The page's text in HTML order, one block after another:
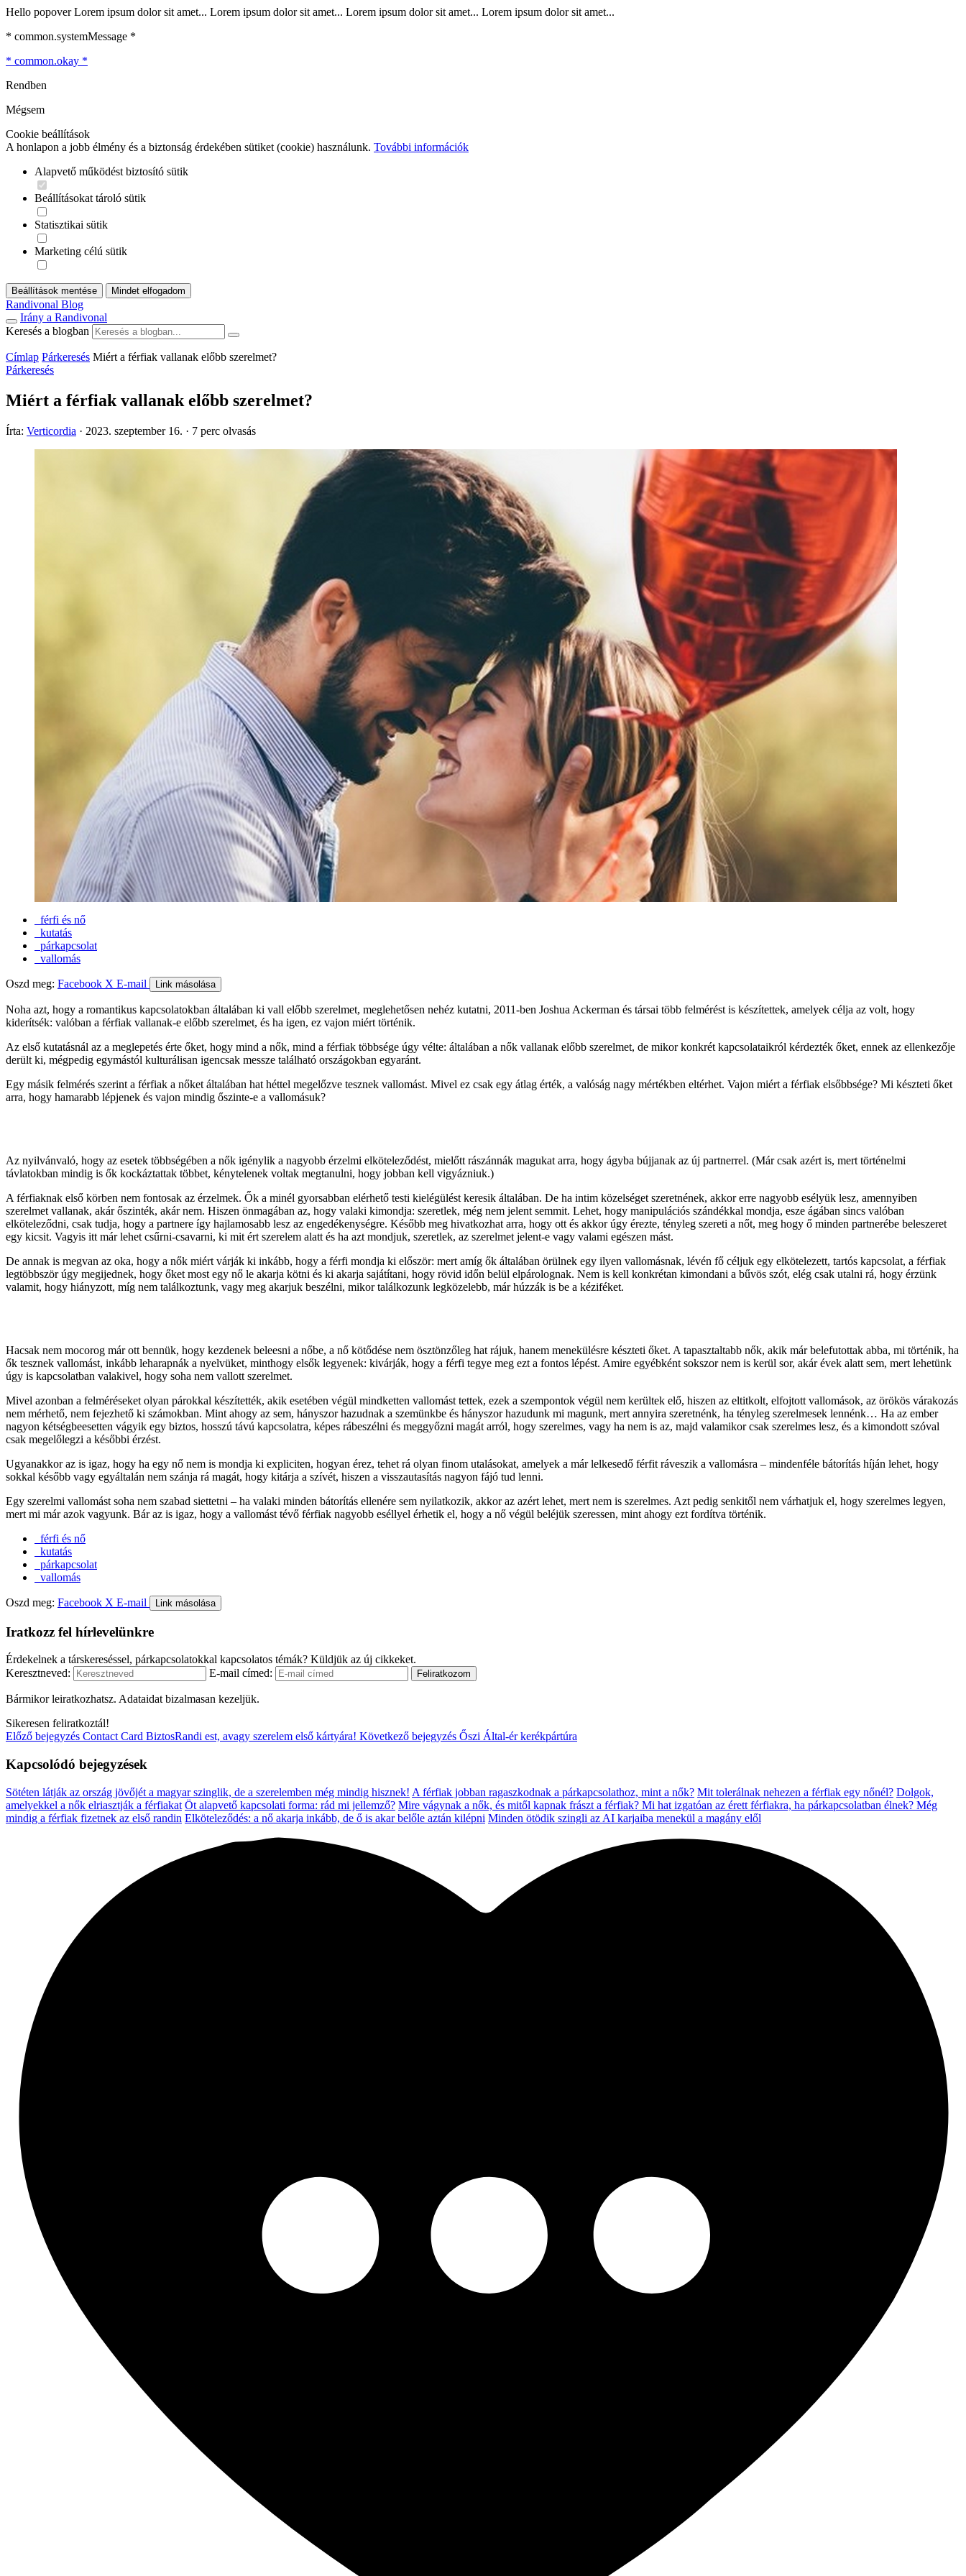
Hello popover Lorem ipsum dolor sit amet... Lorem ipsum dolor sit amet... Lorem ipsum dolor sit amet... Lorem ipsum dolor sit amet...
* common.systemMessage *
* common.okay *
Rendben
Mégsem
Cookie beállítások
A honlapon a jobb élmény és a biztonság érdekében sütiket (cookie) használunk. További információk
Alapvető működést biztosító sütik
Beállításokat tároló sütik
Statisztikai sütik
Marketing célú sütik
Beállítások mentése Mindet elfogadom
Randivonal Blog
Irány a Randivonal
Keresés a blogban
Címlap Párkeresés Miért a férfiak vallanak előbb szerelmet?
Párkeresés
Miért a férfiak vallanak előbb szerelmet?
Írta: Verticordia · 2023. szeptember 16. · 7 perc olvasás
férfi és nő
kutatás
párkapcsolat
vallomás
Oszd meg: Facebook X E-mail Link másolása
Noha azt, hogy a romantikus kapcsolatokban általában ki vall előbb szerelmet, meglehetősen nehéz kutatni, 2011-ben Joshua Ackerman és társai több felmérést is készítettek, amelyek célja az volt, hogy
kiderítsék: valóban a férfiak vallanak-e előbb szerelmet, és ha igen, ez vajon miért történik.
Az első kutatásnál az a meglepetés érte őket, hogy mind a nők, mind a férfiak többsége úgy vélte: általában a nők vallanak előbb szerelmet, de mikor konkrét kapcsolataikról kérdezték őket, ennek az ellenkezője
derült ki, mégpedig egymástól kulturálisan igencsak messze található országokban egyaránt.
Egy másik felmérés szerint a férfiak a nőket általában hat héttel megelőzve tesznek vallomást. Mivel ez csak egy átlag érték, a valóság nagy mértékben eltérhet. Vajon miért a férfiak elsőbbsége? Mi készteti őket
arra, hogy hamarabb lépjenek és vajon mindig őszinte-e a vallomásuk?
Az nyilvánvaló, hogy az esetek többségében a nők igénylik a nagyobb érzelmi elköteleződést, mielőtt rászánnák magukat arra, hogy ágyba bújjanak az új partnerrel. (Már csak azért is, mert történelmi
távlatokban mindig is ők kockáztattak többet, kénytelenek voltak megtanulni, hogy jobban kell vigyázniuk.)
A férfiaknak első körben nem fontosak az érzelmek. Ők a minél gyorsabban elérhető testi kielégülést keresik általában. De ha intim közelséget szeretnének, akkor erre nagyobb esélyük lesz, amennyiben
szerelmet vallanak, akár őszinték, akár nem. Hiszen önmagában az, hogy valaki kimondja: szeretlek, még nem jelent semmit. Lehet, hogy manipulációs szándékkal mondja, esze ágában sincs valóban
elköteleződni, csak tudja, hogy a partnere így hajlamosabb lesz az engedékenységre. Később meg hivatkozhat arra, hogy ott és akkor úgy érezte, tényleg szereti a nőt, meg hogy ő minden partnerébe beleszeret
egy kicsit. Vagyis itt már lehet csűrni-csavarni, ki mit ért szerelem alatt és ha azt mondjuk, szeretlek, az szerelmet jelent-e vagy valami egészen mást.
De annak is megvan az oka, hogy a nők miért várják ki inkább, hogy a férfi mondja ki először: mert amíg ők általában örülnek egy ilyen vallomásnak, lévén fő céljuk egy elkötelezett, tartós kapcsolat, a férfiak
legtöbbször úgy megijednek, hogy őket most egy nő le akarja kötni és ki akarja sajátítani, hogy rövid időn belül elpárolognak. Nem is kell konkrétan kimondani a bűvös szót, elég csak utalni rá, hogy érzünk
valamit, hogy hiányzott, míg nem találkoztunk, vagy meg akarjuk beszélni, mikor találkozunk legközelebb, már húzzák is be a kéziféket.
Hacsak nem mocorog már ott bennük, hogy kezdenek beleesni a nőbe, a nő kötődése nem ösztönzőleg hat rájuk, hanem menekülésre készteti őket. A tapasztaltabb nők, akik már belefutottak abba, mi történik, ha
ők tesznek vallomást, inkább leharapnák a nyelvüket, minthogy elsők legyenek: kivárják, hogy a férfi tegye meg ezt a fontos lépést. Amire egyébként sokszor nem is kerül sor, akár évek alatt sem, mert lehetünk
úgy is kapcsolatban valakivel, hogy soha nem vallott szerelmet.
Mivel azonban a felméréseket olyan párokkal készítették, akik esetében végül mindketten vallomást tettek, ezek a szempontok végül nem kerültek elő, hiszen az eltitkolt, elfojtott vallomások, az örökös várakozás
nem mérhető, nem fejezhető ki számokban. Mint ahogy az sem, hányszor hazudnak a szemünkbe és hányszor hazudunk mi magunk, mert annyira szeretnénk, ha tényleg szerelmesek lennénk… Ha az ember
nagyon kétségbeesetten vágyik egy biztos, hosszú távú kapcsolatra, képes rábeszélni és meggyőzni magát arról, hogy szerelmes, vagy ha nem is az, majd valamikor csak szerelmes lesz, és a kimondott szóval
csak megelőlegzi a későbbi érzést.
Ugyanakkor az is igaz, hogy ha egy nő nem is mondja ki expliciten, hogyan érez, tehet rá olyan finom utalásokat, amelyek a már lelkesedő férfit ráveszik a vallomásra – mindenféle bátorítás híján lehet, hogy
sokkal később vagy egyáltalán nem szánja rá magát, hogy kitárja a szívét, hiszen a visszautasítás nagyon fájó tud lenni.
Egy szerelmi vallomást soha nem szabad siettetni – ha valaki minden bátorítás ellenére sem nyilatkozik, akkor az azért lehet, mert nem is szerelmes. Azt pedig senkitől nem várhatjuk el, hogy szerelmes legyen,
mert mi már azok vagyunk. Bár az is igaz, hogy a vallomást tévő férfiak nagyobb eséllyel érhetik el, hogy a nő végül beléjük szeressen, mint ahogy ezt fordítva történik.
férfi és nő
kutatás
párkapcsolat
vallomás
Oszd meg: Facebook X E-mail Link másolása
Iratkozz fel hírlevelünkre
Érdekelnek a társkereséssel, párkapcsolatokkal kapcsolatos témák? Küldjük az új cikkeket.
Keresztneved:
E-mail címed:
Bármikor leiratkozhatsz. Adataidat bizalmasan kezeljük.
Sikeresen feliratkoztál!
Előző bejegyzés Contact Card BiztosRandi est, avagy szerelem első kártyára! Következő bejegyzés Őszi Által-ér kerékpártúra
Kapcsolódó bejegyzések
Sötéten látják az ország jövőjét a magyar szinglik, de a szerelemben még mindig hisznek! A férfiak jobban ragaszkodnak a párkapcsolathoz, mint a nők? Mit tolerálnak nehezen a férfiak egy nőnél? Dolgok,
amelyekkel a nők elriasztják a férfiakat Öt alapvető kapcsolati forma: rád mi jellemző? Mire vágynak a nők, és mitől kapnak frászt a férfiak? Mi hat izgatóan az érett férfiakra, ha párkapcsolatban élnek? Még
mindig a férfiak fizetnek az első randin Elköteleződés: a nő akarja inkább, de ő is akar belőle aztán kilépni Minden ötödik szingli az AI karjaiba menekül a magány elől